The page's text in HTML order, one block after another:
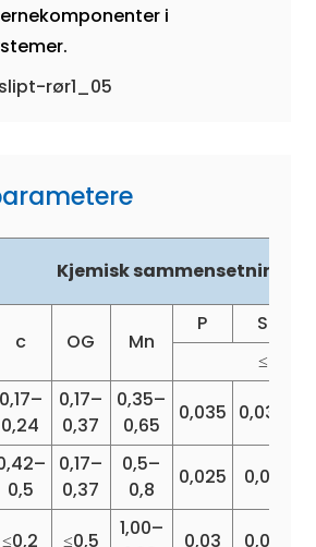
i
Kjemisk sammensetning
c OG Mn
P S
≤
0,17–
0,24
0,17–
0,37
0,35–
0,65
0,035 0,035
0,5
0,17–
0,37
0,5–
0,8
0,025 0,02
≤0,2 ≤0,5
1,00–
0,03 0,03